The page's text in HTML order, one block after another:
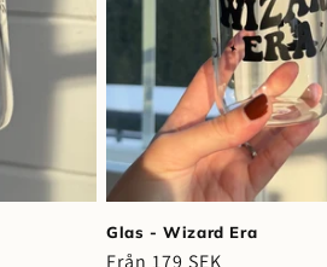
Glas - Wizard Era
Ordinarie
Från 179 SEK